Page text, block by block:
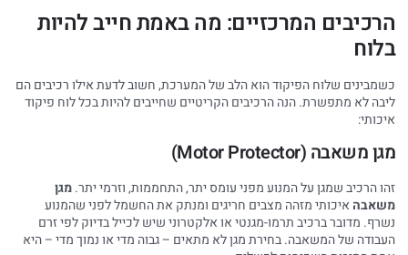
הרכיבים המרכזיים: מה באמת חייב להיות
בלוח
כשמבינים שלוח הפיקוד הוא הלב של המערכת, חשוב לדעת אילו רכיבים הם
ליבה לא מתפשרת. הנה הרכיבים הקריטיים שחייבים להיות בכל לוח פיקוד
איכותי:
מגן משאבה (Motor Protector)
זהו הרכיב שמגן על המנוע מפני עומס יתר, התחממות, וזרמי יתר.מגן
משאבה איכותי מזהה מצבים חריגים ומנתק את החשמל לפני שהמנוע
נשרף. מדובר ברכיב תרמו-מגנטי או אלקטרוני שיש לכייל בדיוק לפי זרם
העבודה של המשאבה. בחירת מגן לא מתאים – גבוה מדי או נמוך מדי – היא